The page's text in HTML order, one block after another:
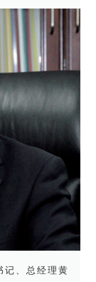
记、总经理黄